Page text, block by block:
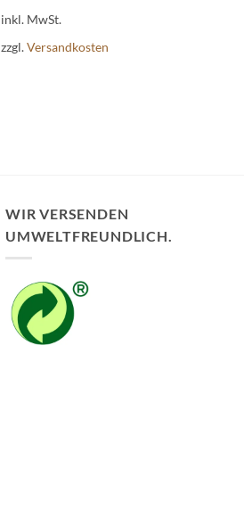
Produkt
weist
gewählt
inkl. MwSt.
zzgl.Versandkosten
WIR VERSENDEN
UMWELTFREUNDLICH.